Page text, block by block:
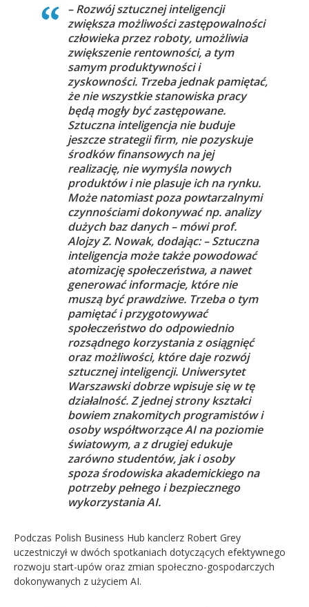
– Rozwój sztucznej inteligencji
zwiększa możliwości zastępowalności
człowieka przez roboty, umożliwia
zwiększenie rentowności, a tym
samym produktywności i
zyskowności. Trzeba jednak pamiętać,
że nie wszystkie stanowiska pracy
będą mogły być zastępowane.
Sztuczna inteligencja nie buduje
jeszcze strategii firm, nie pozyskuje
środków finansowych na jej
realizację, nie wymyśla nowych
produktów i nie plasuje ich na rynku.
Może natomiast poza powtarzalnymi
czynnościami dokonywać np. analizy
dużych baz danych – mówi prof.
Alojzy Z. Nowak, dodając: – Sztuczna
inteligencja może także powodować
atomizację społeczeństwa, a nawet
generować informacje, które nie
muszą być prawdziwe. Trzeba o tym
pamiętać i przygotowywać
społeczeństwo do odpowiednio
rozsądnego korzystania z osiągnięć
oraz możliwości, które daje rozwój
sztucznej inteligencji. Uniwersytet
Warszawski dobrze wpisuje się w tę
działalność. Z jednej strony kształci
bowiem znakomitych programistów i
osoby współtworzące AI na poziomie
światowym, a z drugiej edukuje
zarówno studentów, jak i osoby
spoza środowiska akademickiego na
potrzeby pełnego i bezpiecznego
wykorzystania AI.
Podczas Polish Business Hub kanclerz Robert Grey
uczestniczył w dwóch spotkaniach dotyczących efektywnego
rozwoju start-upów oraz zmian społeczno-gospodarczych
dokonywanych z użyciem AI.